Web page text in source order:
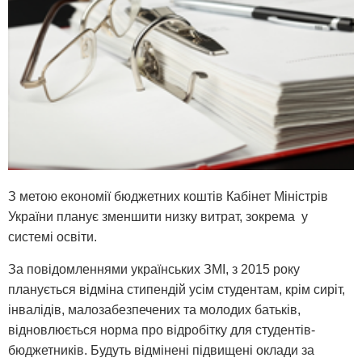
З метою економії бюджетних коштів Кабінет Міністрів
України планує зменшити низку витрат, зокрема у
системі освіти.
За повідомленнями українських ЗМІ, з 2015 року
планується відміна стипендій усім студентам, крім сиріт,
інвалідів, малозабезпечених та молодих батьків,
відновлюється норма про відробітку для студентів-
бюджетників. Будуть відмінені підвищені оклади за